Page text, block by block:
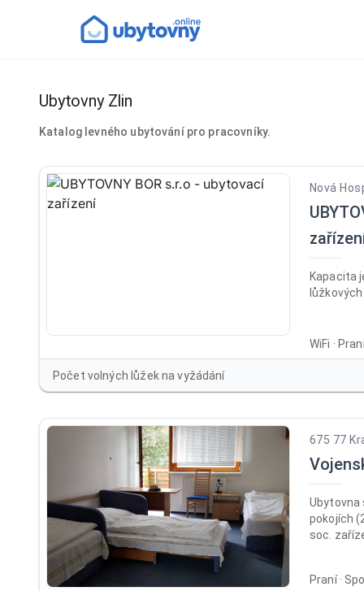
Ubytovny Zlin
Katalog levného ubytování pro pracovníky.
Nová
Kapacita
WiFi ·
Počet volných lůžek na vyžádání
675 77
Ubytovna
pokojích
soc.
recepce,
Praní ·